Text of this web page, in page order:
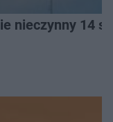
nieczynny 14